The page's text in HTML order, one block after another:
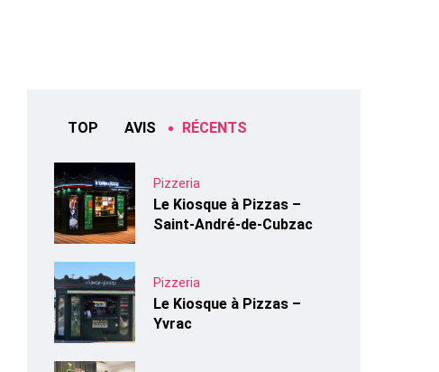
TOP AVIS RÉCENTS
Pizzeria
Le Kiosque à Pizzas –
Saint-André-de-Cubzac
Pizzeria
Le Kiosque à Pizzas –
Yvrac